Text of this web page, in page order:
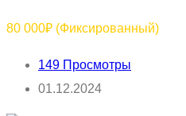
80 000₽ (Фиксированный)
149 Просмотры
01.12.2024